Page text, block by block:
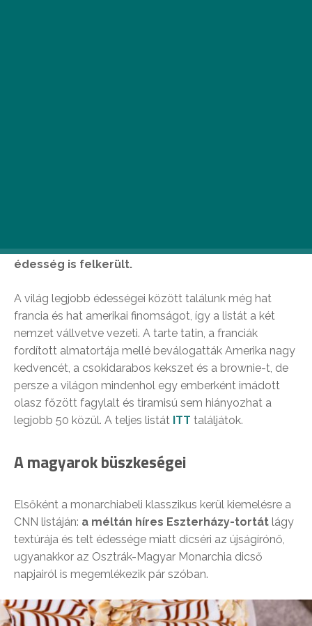
édességei. Top 50-es listájára három magyar
édesség is felkerült.
A világ legjobb édességei között találunk még hat
francia és hat amerikai finomságot, így a listát a két
nemzet vállvetve vezeti. A tarte tatin, a franciák
fordított almatortája mellé beválogatták Amerika nagy
kedvencét, a csokidarabos kekszet és a brownie-t, de
persze a világon mindenhol egy emberként imádott
olasz főzött fagylalt és tiramisú sem hiányozhat a
legjobb 50 közül. A teljes listát ITT találjátok.
A magyarok büszkeségei
Elsőként a monarchiabeli klasszikus kerül kiemelésre a
CNN listáján: a méltán híres Eszterházy-tortát lágy
textúrája és telt édessége miatt dicséri az újságírónő,
ugyanakkor az Osztrák-Magyar Monarchia dicső
napjairól is megemlékezik pár szóban.